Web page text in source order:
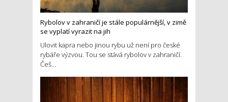
Rybolov v zahraničí je stále populárnější, v zimě
se vyplatí vyrazit na jih
Ulovit kapra nebo jinou rybu už není pro české
rybáře výzvou. Tou se stává rybolov v zahraničí.
Češ...